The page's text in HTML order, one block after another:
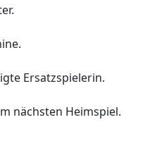
Ersatzspielerin.
nächsten Heimspiel.